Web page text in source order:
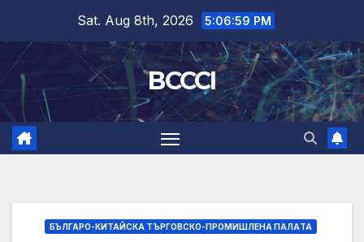
content
Sat. Aug 8th, 2026 5:07:00 PM
BCCCI
БЪЛГАРО-КИТАЙСКА ТЪРГОВСКО-ПРОМИШЛЕНА ПАЛAТА